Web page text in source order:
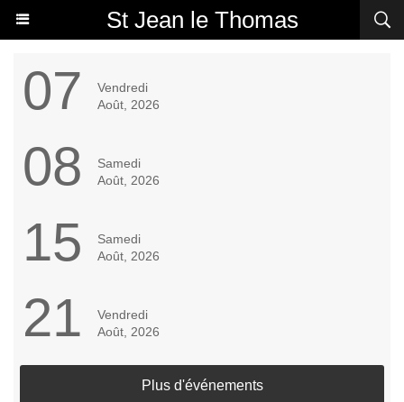
St Jean le Thomas
07
Vendredi
Août, 2026
08
Samedi
Août, 2026
15
Samedi
Août, 2026
21
Vendredi
Août, 2026
Plus d'événements